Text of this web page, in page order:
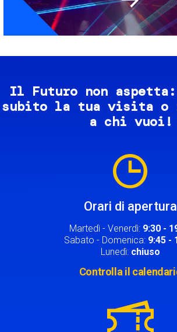
Il Futuro non
subito la tua visita o
a chi vuoi!
Orari di apertura
Martedì - Venerdì: 9:30 -
Sabato - Domenica: 9:45 -
Lunedì: chiuso
Controlla il